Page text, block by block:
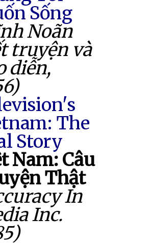
Sống
Noãn
truyện và
diễn,
The
Story
Nam: Câu
Thật
In
Inc.